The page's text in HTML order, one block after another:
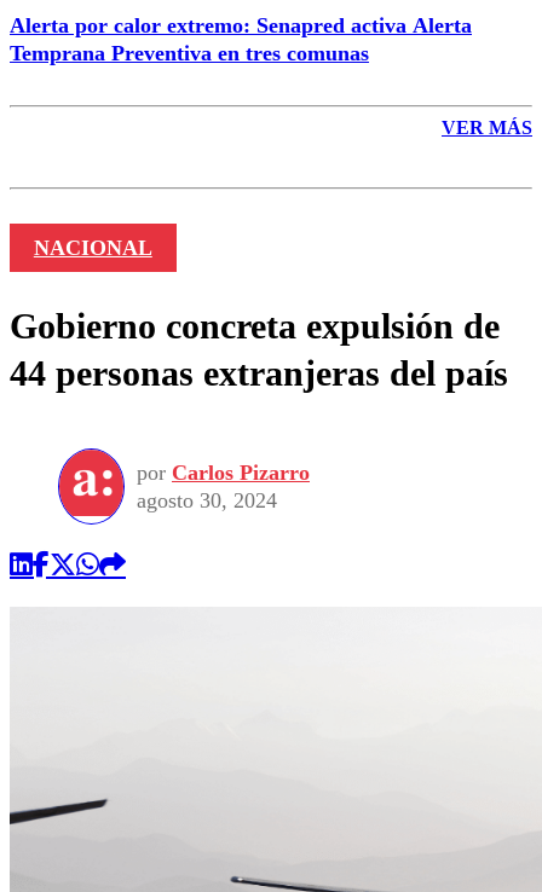
Alerta por calor extremo: Senapred activa Alerta
Temprana Preventiva en tres comunas
VER MÁS
NACIONAL
Gobierno concreta expulsión de
44 personas extranjeras del país
por Carlos Pizarro
agosto 30, 2024